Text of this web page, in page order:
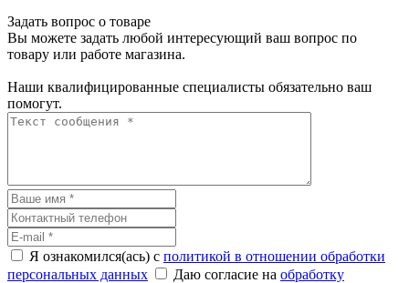
Задать вопрос о товаре
Вы можете задать любой интересующий ваш вопрос по
товару или работе магазина.
Наши квалифицированные специалисты обязательно ваш
помогут.
Я ознакомился(ась) с политикой в отношении обработки
персональных данных
Даю согласие на обработку